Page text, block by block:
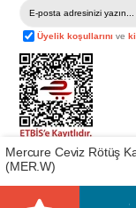
Üyelik koşullarını ve
Telif Hakkı ©
Bu web sitesindeki
görsel ve yazılı
başka yerlerde
Mercure Ceviz Rötüş
(MER.W)